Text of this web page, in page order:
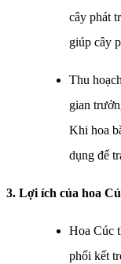
cây phát
giúp cây
Thu
gian
Khi hoa
dụng để
3. Lợi ích của hoa
Hoa Cúc
phối kết